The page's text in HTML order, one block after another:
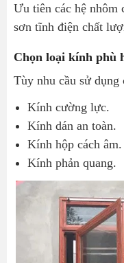
Ưu tiên các hệ nhôm
sơn tĩnh điện chất
Chọn loại kính phù
Tùy nhu cầu sử dụng
Kính cường lực.
Kính dán an toàn.
Kính hộp cách âm.
Kính phản quang.